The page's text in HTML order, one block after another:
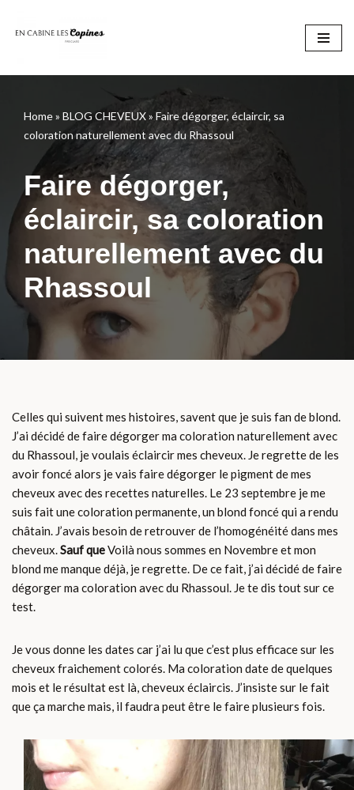
Home» BLOG CHEVEUX»Faire dégorger, éclaircir, sa
coloration naturellement avec du Rhassoul
Faire dégorger,
éclaircir, sa coloration
naturellement avec du
Rhassoul
Celles qui suivent mes histoires, savent que je suis fan de blond.
J’ai décidé de faire dégorger ma coloration naturellement avec
du Rhassoul, je voulais éclaircir mes cheveux. Je regrette de les
avoir foncé alors je vais faire dégorger le pigment de mes
cheveux avec des recettes naturelles. Le 23 septembre je me
suis fait une coloration permanente, un blond foncé qui a rendu
châtain. J’avais besoin de retrouver de l’homogénéité dans mes
cheveux.Sauf queVoilà nous sommes en Novembre et mon
blond me manque déjà, je regrette. De ce fait, j’ai décidé de faire
dégorger ma coloration avec du Rhassoul. Je te dis tout sur ce
test.
Je vous donne les dates car j’ai lu que c’est plus efficace sur les
cheveux fraichement colorés. Ma coloration date de quelques
mois et le résultat est là, cheveux éclaircis. J’insiste sur le fait
que ça marche mais, il faudra peut être le faire plusieurs fois.